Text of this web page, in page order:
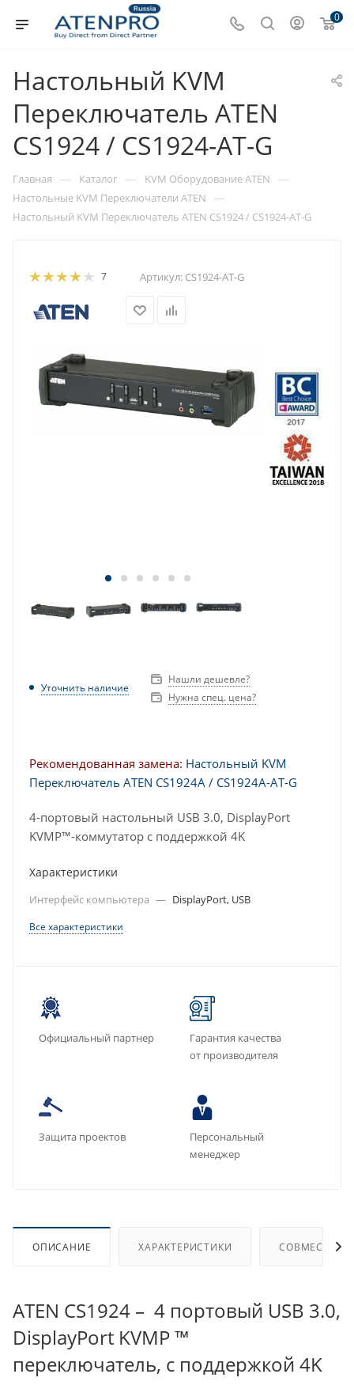
0
Настольный KVM
Переключатель ATEN
CS1924 / CS1924-AT-G
Главная — Каталог — KVM Оборудование ATEN —
Настольные KVM Переключатели ATEN —
Настольный KVM Переключатель ATEN CS1924 / CS1924-AT-G
7 Артикул: CS1924-AT-G
Уточнить наличие
Нашли дешевле?
Нужна спец. цена?
Рекомендованная замена: Настольный KVM
Переключатель ATEN CS1924A / CS1924A-AT-G
4-портовый настольный USB 3.0, DisplayPort
KVMP™-коммутатор с поддержкой 4K
Характеристики
Интерфейс компьютера — DisplayPort, USB
Все характеристики
Официальный партнер
Гарантия качества
от производителя
Защита проектов
Персональный
менеджер
ОПИСАНИЕ ХАРАКТЕРИСТИКИ
ATEN CS1924 – 4 портовый USB 3.0,
DisplayPort KVMP ™
переключатель, с поддержкой 4K